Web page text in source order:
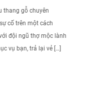
thang gỗ chuyên
cố trên một cách
đội ngũ thợ mộc lành
vụ bạn, trả lại vẻ […]